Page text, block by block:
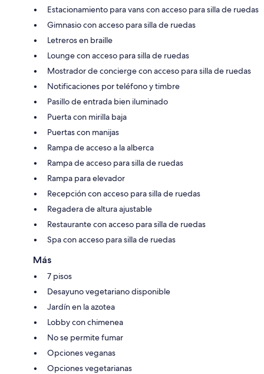
Estacionamiento para vans con acceso para silla de ruedas
Gimnasio con acceso para silla de ruedas
Letreros en braille
Lounge con acceso para silla de ruedas
Mostrador de concierge con acceso para silla de ruedas
Notificaciones por teléfono y timbre
Pasillo de entrada bien iluminado
Puerta con mirilla baja
Puertas con manijas
Rampa de acceso a la alberca
Rampa de acceso para silla de ruedas
Rampa para elevador
Recepción con acceso para silla de ruedas
Regadera de altura ajustable
Restaurante con acceso para silla de ruedas
Spa con acceso para silla de ruedas
Más
7 pisos
Desayuno vegetariano disponible
Jardín en la azotea
Lobby con chimenea
No se permite fumar
Opciones veganas
Opciones vegetarianas